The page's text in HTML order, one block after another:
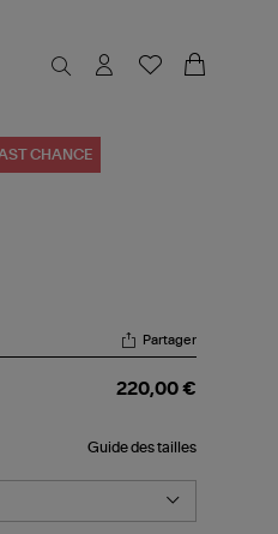
CHANCE
Partager
220,00 €
Guide des tailles